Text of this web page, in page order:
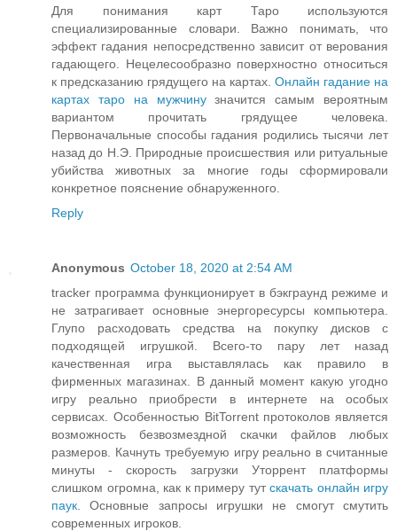
Для понимания карт Таро используются
специализированные словари. Важно понимать, что
эффект гадания непосредственно зависит от верования
гадающего. Нецелесообразно поверхностно относиться
к предсказанию грядущего на картах. Онлайн гадание на
картах таро на мужчинузначится самым вероятным
вариантом прочитать грядущее человека.
Первоначальные способы гадания родились тысячи лет
назад до Н.Э. Природные происшествия или ритуальные
убийства животных за многие годы сформировали
конкретное пояснение обнаруженного.
Reply
Anonymous October 18, 2020 at 2:54 AM
tracker программа функционирует в бэкграунд режиме и
не затрагивает основные энергоресурсы компьютера.
Глупо расходовать средства на покупку дисков с
подходящей игрушкой. Всего-то пару лет назад
качественная игра выставлялась как правило в
фирменных магазинах. В данный момент какую угодно
игру реально приобрести в интернете на особых
сервисах. Особенностью BitTorrent протоколов является
возможность безвозмездной скачки файлов любых
размеров. Качнуть требуемую игру реально в считанные
минуты - скорость загрузки Уторрент платформы
слишком огромна, как к примеру тутскачать онлайн игру
паук . Основные запросы игрушки не смогут смутить
современных игроков.